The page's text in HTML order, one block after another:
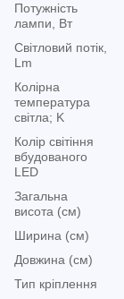
Потужність
лампи, Вт
Світловий потік,
Lm
Колірна
температура
світла; K
Колір світіння
вбудованого
LED
Загальна
висота (см)
Ширина (см)
Довжина (см)
Тип кріплення